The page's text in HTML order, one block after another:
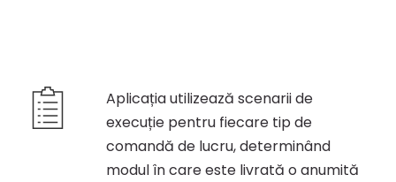
Aplicația utilizează scenarii de
execuție pentru fiecare tip de
comandă de lucru, determinând
modul în care este livrată o anumită